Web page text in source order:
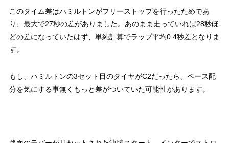
このタイム差はハミルトンがフリーストップを行ったためであ
り、最大で27秒の差がありました。あのまま走っていれば28秒ほ
どの差になっていたはず、単純計算でラップ平均0.4秒差となりま
す。
もし、ハミルトンの3セット目のタイヤがC2だったら、ペース配
分を気にする事無くもっと差がついていた可能性があります。